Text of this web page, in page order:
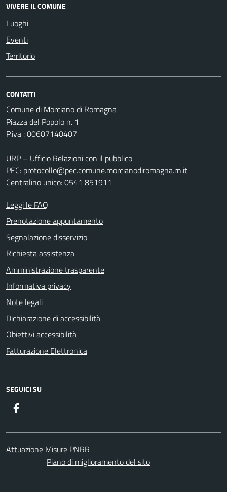
VIVERE IL COMUNE
Luoghi
Eventi
Territorio
CONTATTI
Comune di Morciano di Romagna
Piazza del Popolo n. 1
P.iva : 00607140407
URP – Ufficio Relazioni con il pubblico
PEC: protocollo@pec.comune.morcianodiromagna.rn.it
Centralino unico: 0541 851911
Leggi le FAQ
Prenotazione appuntamento
Segnalazione disservizio
Richiesta assistenza
Amministrazione trasparente
Informativa privacy
Note legali
Dichiarazione di accessibilità
Obiettivi accessibilità
Fatturazione Elettronica
SEGUICI SU
Attuazione Misure PNRR
Piano di miglioramento del sito